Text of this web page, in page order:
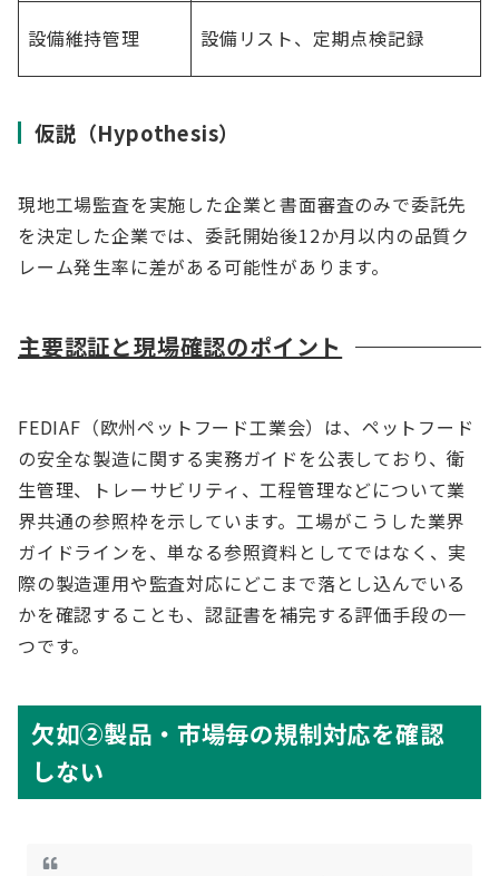
設備維持管理 設備リスト、定期点検記録
仮説（Hypothesis）
現地工場監査を実施した企業と書面審査のみで委託先
を決定した企業では、委託開始後12か月以内の品質ク
レーム発生率に差がある可能性があります。
主要認証と現場確認のポイント
FEDIAF（欧州ペットフード工業会）は、ペットフード
の安全な製造に関する実務ガイドを公表しており、衛
生管理、トレーサビリティ、工程管理などについて業
界共通の参照枠を示しています。工場がこうした業界
ガイドラインを、単なる参照資料としてではなく、実
際の製造運用や監査対応にどこまで落とし込んでいる
かを確認することも、認証書を補完する評価手段の一
つです。
欠如②製品・市場毎の規制対応を確認
しない